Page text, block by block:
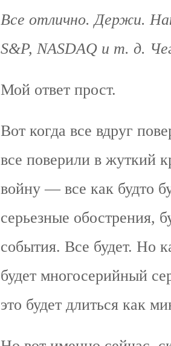
Все отлично. Держи.
S&P, NASDAQ и т. д.
Мой ответ прост.
Вот когда все вдруг
все поверили в жуткий
войну — все как будто
серьезные обострения,
события. Все будет. Но
будет многосерийный
это будет длиться как